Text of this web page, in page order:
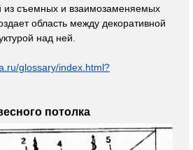
из съемных и взаимозаменяемых
область между декоративной
над ней.
glossary/index.html?
потолка